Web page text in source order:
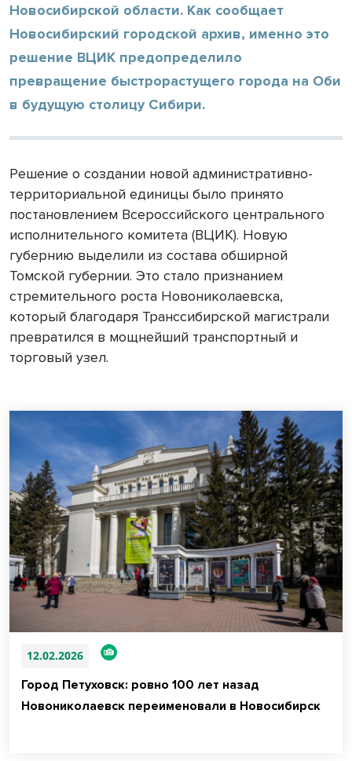
Новосибирской области. Как сообщает
Новосибирский городской архив, именно это
решение ВЦИК предопределило
превращение быстрорастущего города на Оби
в будущую столицу Сибири.
Решение о создании новой административно-
территориальной единицы было принято
постановлением Всероссийского центрального
исполнительного комитета (ВЦИК). Новую
губернию выделили из состава обширной
Томской губернии. Это стало признанием
стремительного роста Новониколаевска,
который благодаря Транссибирской магистрали
превратился в мощнейший транспортный и
торговый узел.
12.02.2026
Город Петуховск: ровно 100 лет назад
Новониколаевск переименовали в Новосибирск